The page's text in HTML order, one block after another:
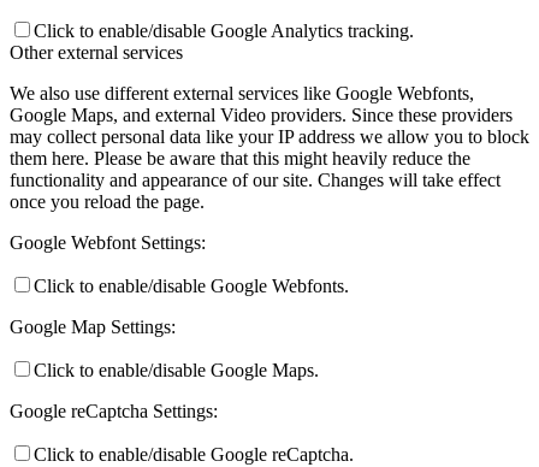
Click to enable/disable Google Analytics tracking.
Other external services
We also use different external services like Google Webfonts,
Google Maps, and external Video providers. Since these providers
may collect personal data like your IP address we allow you to block
them here. Please be aware that this might heavily reduce the
functionality and appearance of our site. Changes will take effect
once you reload the page.
Google Webfont Settings:
Click to enable/disable Google Webfonts.
Google Map Settings:
Click to enable/disable Google Maps.
Google reCaptcha Settings:
Click to enable/disable Google reCaptcha.